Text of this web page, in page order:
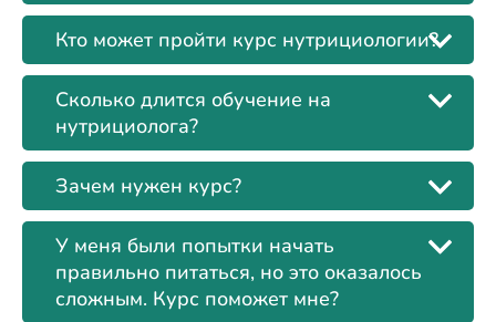
Кто может пройти курс нутрициологии?
Сколько длится обучение на
нутрициолога?
Зачем нужен курс?
У меня были попытки начать
правильно питаться, но это оказалось
сложным. Курс поможет мне?